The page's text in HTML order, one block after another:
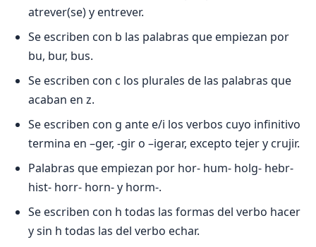
atrever(se) y entrever.
Se escriben con b las palabras que empiezan por
bu, bur, bus.
Se escriben con c los plurales de las palabras que
acaban en z.
Se escriben con g ante e/i los verbos cuyo infinitivo
termina en –ger, -gir o –igerar, excepto tejer y crujir.
Palabras que empiezan por hor- hum- holg- hebr-
hist- horr- horn- y horm-.
Se escriben con h todas las formas del verbo hacer
y sin h todas las del verbo echar.